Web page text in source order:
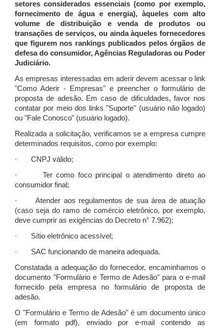
setores considerados essenciais (como por exemplo,
fornecimento de água e energia), àqueles com alto
volume de distribuição e venda de produtos ou
transações de serviços, ou ainda àqueles fornecedores
que figurem nos rankings publicados pelos órgãos de
defesa do consumidor, Agências Reguladoras ou Poder
Judiciário.
As empresas interessadas em aderir devem acessar o link
"Como Aderir - Empresas" e preencher o formulário de
proposta de adesão. Em caso de dificuldades, favor nos
contatar por meio dos links "Suporte" (usuário não logado)
ou "Fale Conosco" (usuário logado).
Realizada a solicitação, verificamos se a empresa cumpre
determinados requisitos, como por exemplo:
· CNPJ válido;
· Ter como foco principal o atendimento direto ao
consumidor final;
· Atender aos regulamentos de sua área de atuação
(caso seja do ramo de comércio eletrônico, por exemplo,
deve cumprir as exigências do Decreto n° 7.962);
· Sítio eletrônico acessível;
· SAC funcionando de maneira adequada.
Constatada a adequação do fornecedor, encaminhamos o
documento "Formulário e Termo de Adesão" para o e-mail
fornecido pela empresa no formulário de proposta de
adesão.
O "Formulário e Termo de Adesão" é um documento único
(em formato pdf), enviado por e-mail contendo as